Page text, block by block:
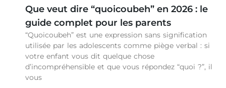
Que veut dire “quoicoubeh” en 2026 : le
guide complet pour les parents
“Quoicoubeh” est une expression sans signification
utilisée par les adolescents comme piège verbal : si
votre enfant vous dit quelque chose
d’incompréhensible et que vous répondez “quoi ?”, il
vous